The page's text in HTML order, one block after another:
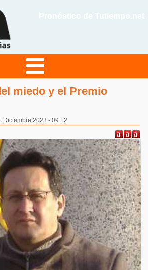
miedo y el Premio
Diciembre 2023 - 09:12